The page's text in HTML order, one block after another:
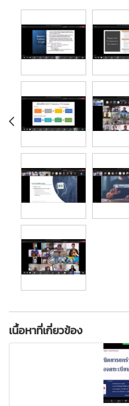
เนื้อหาที่เกี่ยวข้อง